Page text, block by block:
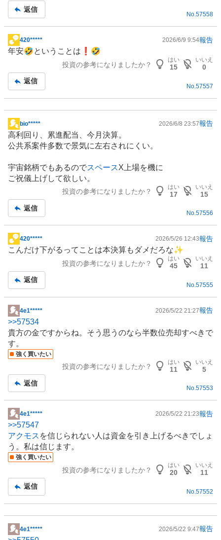
返信
No.57558
掲
示
事
420***** 2026/6/9 9:54報告
年安🤣ということは❗️🤣
投資の参考になりましたか？
はい
15
いいえ
0
返信
No. 57557
掲
示
板
事
bio***** 2026/6/8 23:57報告
高利回り、累進配当、今月決算。
公共系案件多数で景気に左右されにくい。
宇宙銘柄でもあるのでスペースX上場を機に
ご祝儀上げして欲しい。
投資の参考になりましたか？
はい
17
いいえ
15
返信
No.57556
掲
示
事
420***** 2026/5/26 12:43報告
こんだけ下がるってことは本決算もダメだろな✨️
投資の参考になりましたか？
はい
45
いいえ
11
返信
No. 57555
掲
示
板
記
事
4e1***** 2026/5/22 21:27報告
>>57534
貴方の金ですからね。そう思うのなら半数位売却すべきで
す。
強く買いたい
投資の参考になりましたか？
はい
11
いいえ
5
返信
No.57553
掲
示
板
記
事
4e1***** 2026/5/22 21:23報告
>>57547
アクモス を信じられない人は資金を引き上げるべきでしょ
う。私は信じます。
強く買いたい
投資の参考になりましたか？
はい
20
いいえ
11
返信
No. 57552
掲
4e1***** 2026/5/22 9:47報告